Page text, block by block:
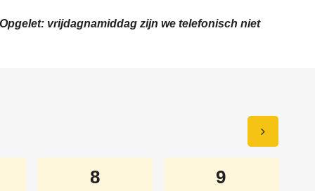
Opgelet: vrijdagnamiddag zijn we telefonisch niet
8
augustus
9
augustus